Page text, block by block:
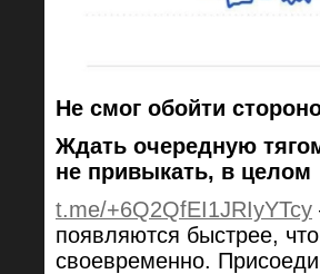
Не смог обойти
Ждать очередную
не привыкать, в целом
t.me/+6Q2QfEI1JRIyYTcy
появляются быстрее,
своевременно.